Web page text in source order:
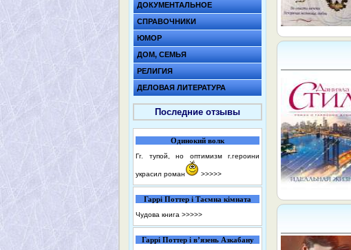
ДОКУМЕНТАЛЬНОЕ
СПРАВОЧНИКИ
ЮМОР
ДОМ, СЕМЬЯ
РЕЛИГИЯ
ДЕЛОВАЯ ЛИТЕРАТУРА
Последние отзывы
Одинокий волк
Гг. тупой, но оптимизм г.героини
украсил роман >>>>>
Гаррі Поттер і Таємна кімната
Чудова книга >>>>>
Гаррі Поттер і в’язень Азкабану